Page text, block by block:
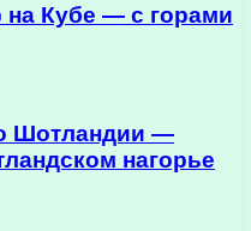
Кубе — с горами
Шотландии —
нагорье